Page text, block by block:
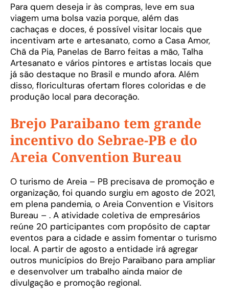
Para quem deseja ir às compras, leve em sua
viagem uma bolsa vazia porque, além das
cachaças e doces, é possível visitar locais que
incentivam arte e artesanato, como a Casa Amor,
Chã da Pia, Panelas de Barro feitas a mão, Talha
Artesanato e vários pintores e artistas locais que
já são destaque no Brasil e mundo afora. Além
disso, floriculturas ofertam flores coloridas e de
produção local para decoração.
Brejo Paraibano tem grande
incentivo do Sebrae-PB e do
Areia Convention Bureau
O turismo de Areia – PB precisava de promoção e
organização, foi quando surgiu em agosto de 2021,
em plena pandemia, o Areia Convention e Visitors
Bureau – . A atividade coletiva de empresários
reúne 20 participantes com propósito de captar
eventos para a cidade e assim fomentar o turismo
local. A partir de agosto a entidade irá agregar
outros municípios do Brejo Paraibano para ampliar
e desenvolver um trabalho ainda maior de
divulgação e promoção regional.